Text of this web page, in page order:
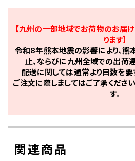
【九州の一部地域でお荷物のお届
ります】
令和8年熊本地震の影響により、
止、ならびに九州全域での出荷
配送に関しては通常より日数を要
ご注文に際しましてはご了承くださ
す。
関連商品